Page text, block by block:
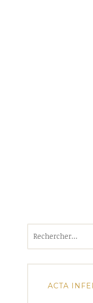
ACTA